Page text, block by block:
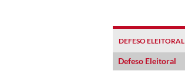
DEFESO ELEITORAL
Defeso Eleitoral